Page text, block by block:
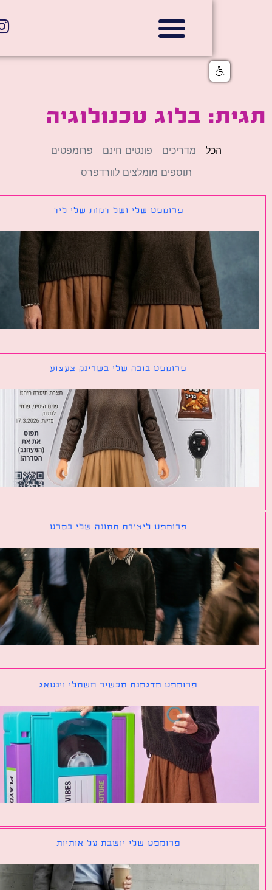
בלוג טכנולוגיה
מדריכים פונטים חינם
פרומפטים
תוספים מומלצים לוורדפרס
פרומפט שלי ושל דמות שלי ליד
פרומפט בובה שלי בשרינק צעצוע
פרומפט ליצירת תמונה שלי בסרט
פרומפט מדגמנת מכשיר חשמלי וינטאג
פרומפט שלי יושבת על אותיות